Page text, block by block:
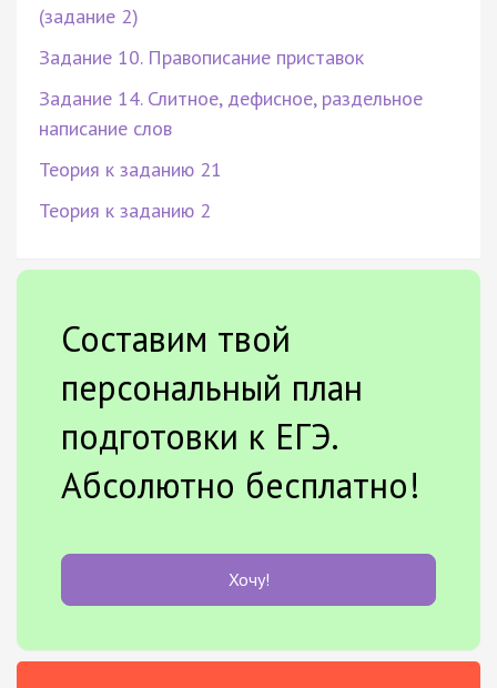
(задание 2)
Задание 10. Правописание приставок
Задание 14. Слитное, дефисное, раздельное
написание слов
Теория к заданию 21
Теория к заданию 2
Составим твой
персональный план
подготовки к ЕГЭ.
Абсолютно бесплатно!
Хочу!